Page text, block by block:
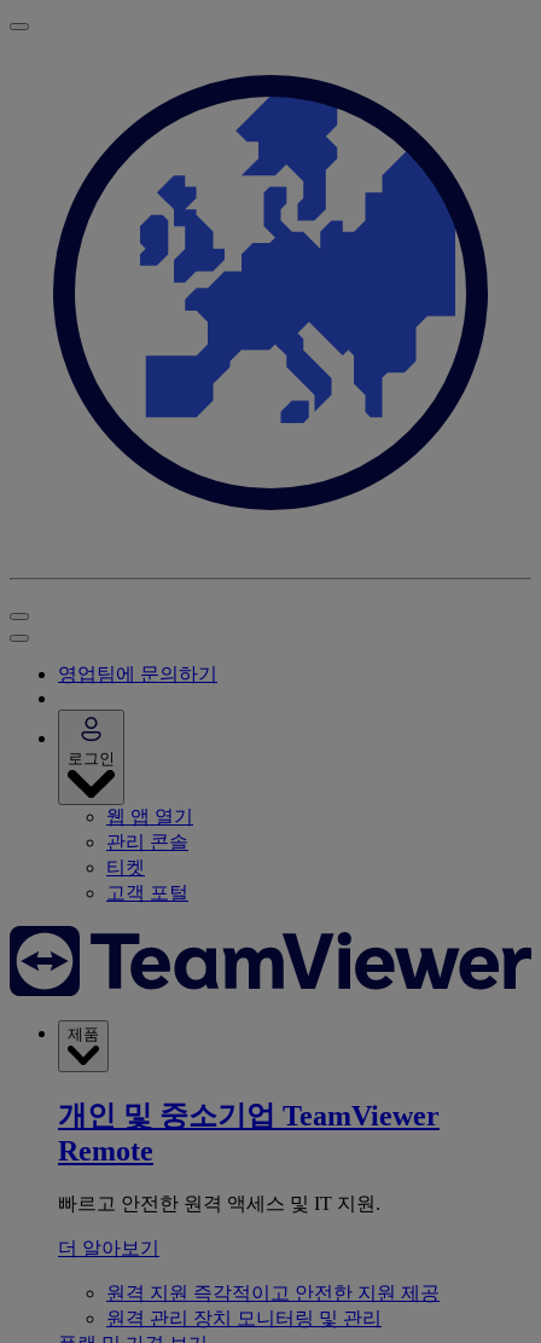
영업팀에 문의하기
로그인
웹 앱 열기
관리 콘솔
티켓
고객 포털
제품
개인 및 중소기업 TeamViewer
Remote
빠르고 안전한 원격 액세스 및 IT 지원.
더 알아보기
원격 지원 즉각적이고 안전한 지원 제공
원격 관리 장치 모니터링 및 관리